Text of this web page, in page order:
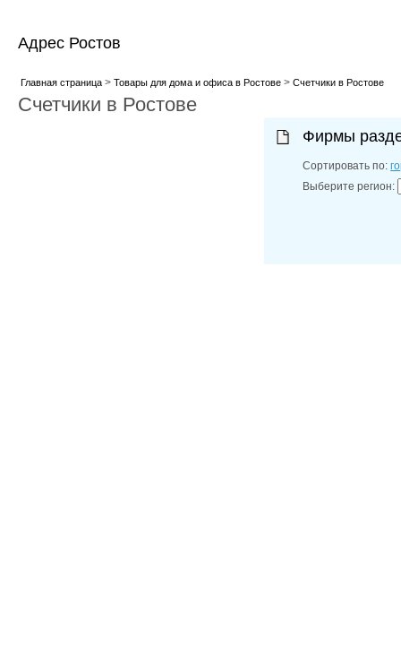
Адрес Ростов
Главная страница> Товары для дома и офиса в Ростове> Счетчики в Ростове
Счетчики в Ростове
Фирмы
Сортировать по:
Выберите регион: